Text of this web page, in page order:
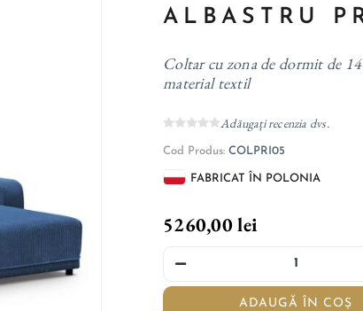
ALBASTRU
Coltar cu zona de dormit de
material textil
Adăugați recenzia dvs.
Cod Produs: COLPRI05
FABRICAT ÎN POLONIA
5260,00 lei
ADAUGĂ ÎN COȘ